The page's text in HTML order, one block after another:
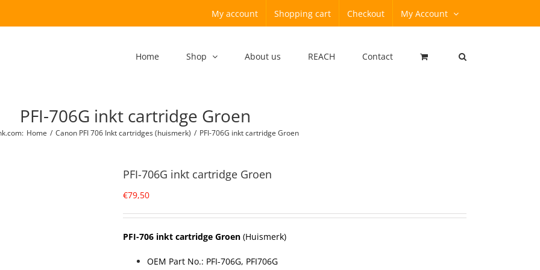
My account Shopping cart Checkout My Account
Home Shop About us REACH Contact
PFI-706G inkt cartridge Groen
: Home / Canon PFI 706 Inkt cartridges (huismerk) / PFI-706G inkt cartridge Groen
PFI-706G inkt cartridge Groen
€79,50
PFI-706 inkt cartridge Groen (Huismerk)
OEM Part No.: PFI-706G, PFI706G